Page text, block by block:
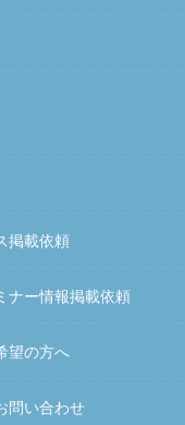
掲載依頼
ナー情報掲載依頼
望の方へ
問い合わせ